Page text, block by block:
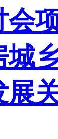
会
城
展